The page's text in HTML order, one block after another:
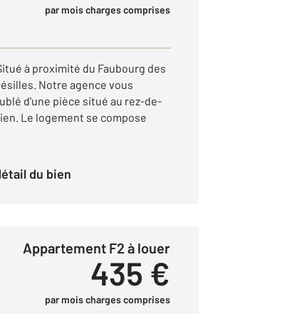
par mois charges comprises
à proximité du Faubourg des
Notre agence vous
d'une pièce situé au rez-de-
Le logement se compose
du bien
Appartement F2 à louer
435 €
par mois charges comprises